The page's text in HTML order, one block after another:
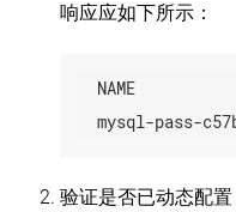
响应应如下所示：
NAME
验证是否已动态配置